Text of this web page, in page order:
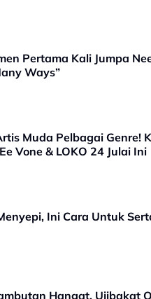
Pertama Kali Jumpa
Ways”
Muda Pelbagai Genre!
Vone & LOKO 24 Julai Ini
Ini Cara Untuk
Hangat, Ujibakat